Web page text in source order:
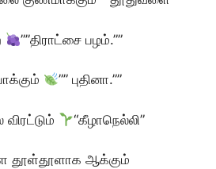
””திராட்சை பழம்.””
”” புதினா.””
“கீழாநெல்லி”
தூள்தூளாக ஆக்கும்